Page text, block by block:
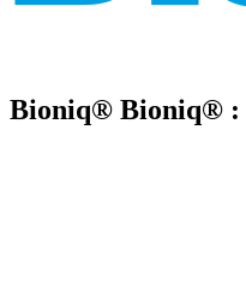
Bioniq® Bioniq® :